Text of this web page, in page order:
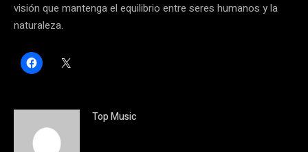
visión que mantenga el equilibrio entre seres humanos y la
naturaleza.
H
a
a
Top Music